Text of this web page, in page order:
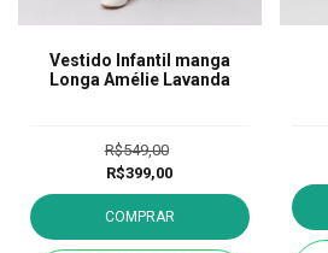
Vestido Infantil manga
Longa Amélie Lavanda
R$549,00
R$399,00
COMPRAR